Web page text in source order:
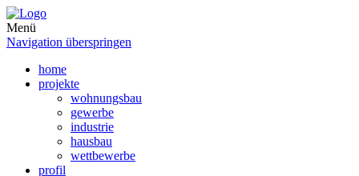
Menü
Navigation überspringen
home
projekte
wohnungsbau
gewerbe
industrie
hausbau
wettbewerbe
profil